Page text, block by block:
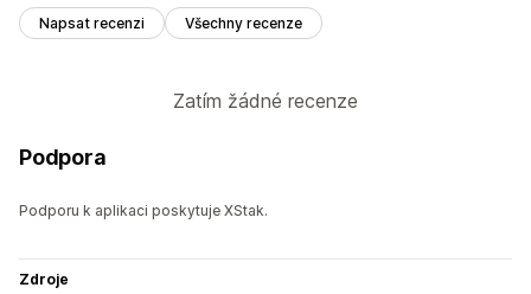
Napsat recenzi Všechny recenze
Zatím žádné recenze
Podpora
Podporu k aplikaci poskytuje XStak.
Zdroje